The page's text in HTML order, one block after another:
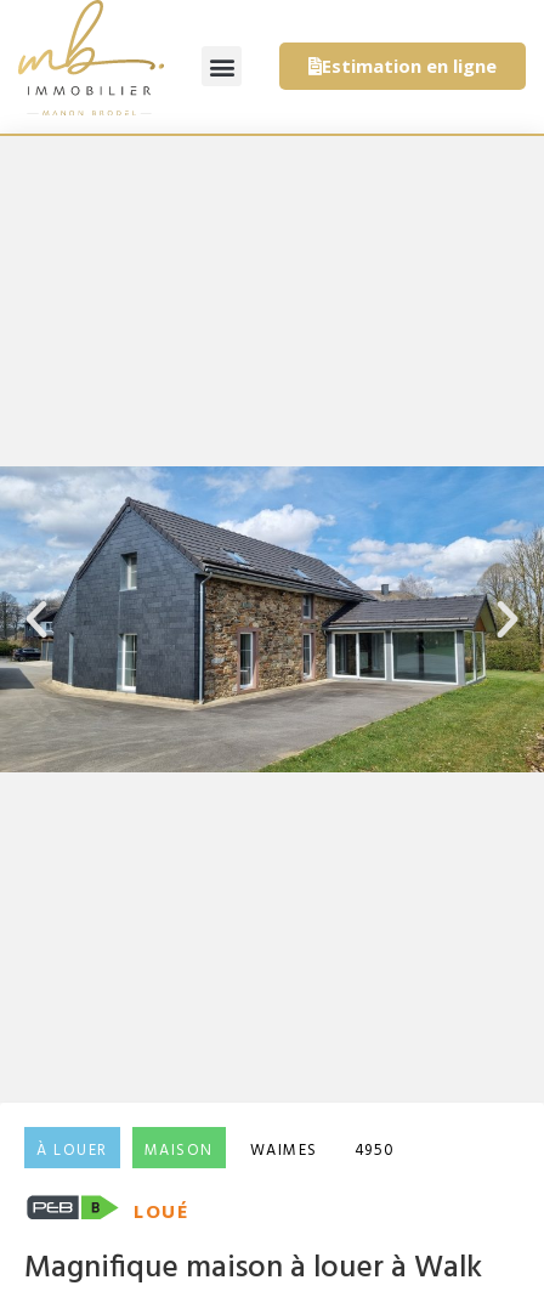
Estimation en ligne
À LOUER MAISON WAIMES 4950
LOUÉ
Magnifique maison à louer à Walk